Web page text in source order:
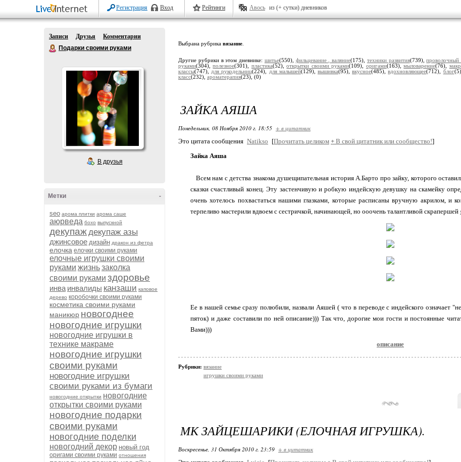
Регистрация Вход Рейтинги Авось из (+ сутки) дневников
Записи Друзья
Комментарии
Подарки своими руками
В друзья
-
Метки
seo арома плитки арома саше
аюрведа бохо выпускной
декупаждекупаж азы
джинсовое дизайн дракон из фетра
елочка елочки своими руками
елочные игрушки своими
руками жизньзаколка
своими руками здоровье
инва инвалиды канзаши каповое
дерево коробочки своими руками
косметика своими руками
маникюр новогоднее
новогодние игрушки
новогодние игрушки в
технике макраме
новогодние игрушки
своими руками
новогодние игрушки
своими руками из бумаги
новогодние открытки новогодние
открытки своими руками
новогодние подарки
своими руками
новогодние поделки
новогодний декор новый год
оригами своими руками отношения
Выбрана рубрика вязание
Другие рубрики в этом дневнике: шитье(550), фильцевание , валяние(175), техники развития(739),проволочный
руками(304),полезное(301), пластика(52),открытки своими руками(109), оригами(163),мыловарение(76),
классы(747), для рукодельниц(224), для малышей(129),вышивка(95),вкусное(485),вдохновляющее(712), блог
класс(232), ароматерапия(23), (0)
ЗАЙКА АЯША
Понедельник, 08 Ноября 2010 г. 18:55 + в цитатник
Это цитата сообщения Natikso [Прочитать целиком + В свой цитатник или сообщество!]
Зайка Аяша
Всем нам с детства знакома душещипательная история А.Барто про зайку, которого
сказки счастливый конец. Эту застенчивую и робкую индейскую девушку на скамейку
очень хотелось похвастаться нашими глазками, которые расписаны вручную акрилом, и
терпеливо мастерили вдвоем с сестричкой, начинающей, но ооочень талантливой скрапершей
Ее в нашей семье сразу полюбили, назвали Аяшей ( что в переводе с индейского означает
пяток) и даже составили по ней описание))) Так что, дорогие мои гости и постоянные
Вами)))
описание
Рубрики: вязание
игрушки своими руками
МК ЗАЙЦЕШАРИКИ (ЕЛОЧНАЯ ИГРУШКА).
Воскресенье, 31 Октября 2010 г. 23:59 + в цитатник